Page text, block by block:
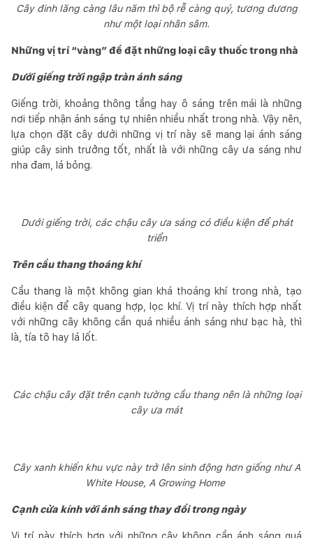
Cây đinh lăng càng lâu năm thì bộ rễ càng quý, tương đương
như một loại nhân sâm.
Những vị trí “vàng” để đặt những loại cây thuốc trong nhà
Dưới giếng trời ngập tràn ánh sáng
Giếng trời, khoảng thông tầng hay ô sáng trên mái là những
nơi tiếp nhận ánh sáng tự nhiên nhiều nhất trong nhà. Vậy nên,
lựa chọn đặt cây dưới những vị trí này sẽ mang lại ánh sáng
giúp cây sinh trưởng tốt, nhất là với những cây ưa sáng như
nha đam, lá bỏng.
Dưới giếng trời, các chậu cây ưa sáng có điều kiện để phát
triển
Trên cầu thang thoáng khí
Cầu thang là một không gian khá thoáng khí trong nhà, tạo
điều kiện để cây quang hợp, lọc khí. Vị trí này thích hợp nhất
với những cây không cần quá nhiều ánh sáng như bạc hà, thì
là, tía tô hay lá lốt.
Các chậu cây đặt trên cạnh tường cầu thang nên là những loại
cây ưa mát
Cây xanh khiến khu vực này trở lên sinh động hơn giống như A
White House, A Growing Home
Cạnh cửa kính với ánh sáng thay đổi trong ngày